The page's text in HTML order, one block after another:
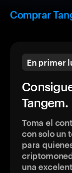
Comprar
En primer
Tangem.
Toma el
con solo un
para
una